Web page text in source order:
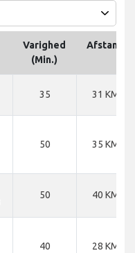
Varighed
(Min.)
Afstand
35 31 KM
50 35 KM
50 40 KM
40 28 KM